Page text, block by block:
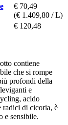
€ 70,49
(€ 1.409,80 / L)
€ 120,48
contiene
che si rompe
profondi della
e
acido
radici di cicoria, è
e sensibile.